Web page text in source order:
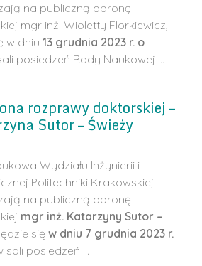
na publiczną obronę
mgr inż. Wioletty Florkiewicz,
w dniu13 grudnia 2023 r. o
posiedzeń Rady Naukowej …
rozprawy doktorskiej –
Sutor – Świeży
Wydziału Inżynierii i
Politechniki Krakowskiej
na publiczną obronę
mgr inż. Katarzyny Sutor –
sięw dniu 7 grudnia 2023 r.
sali posiedzeń …